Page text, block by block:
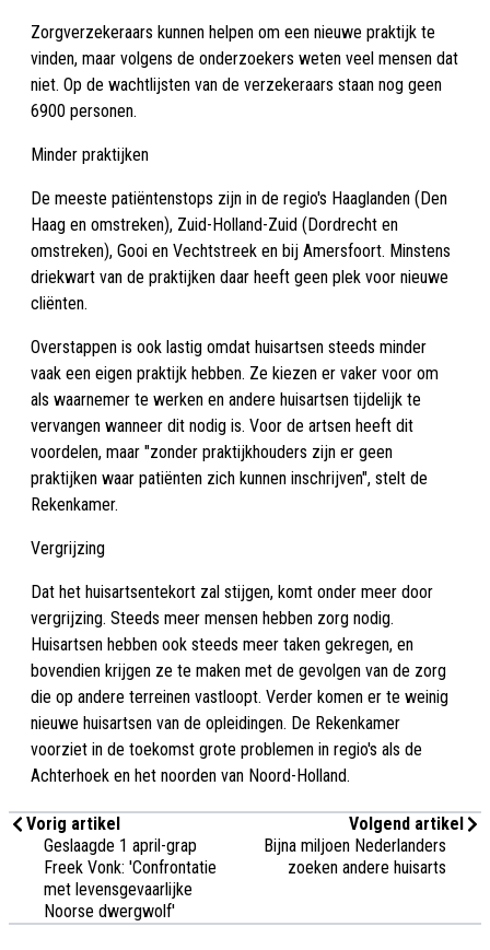
Zorgverzekeraars kunnen helpen om een nieuwe praktijk te
vinden, maar volgens de onderzoekers weten veel mensen dat
niet. Op de wachtlijsten van de verzekeraars staan nog geen
6900 personen.
Minder praktijken
De meeste patiëntenstops zijn in de regio's Haaglanden (Den
Haag en omstreken), Zuid-Holland-Zuid (Dordrecht en
omstreken), Gooi en Vechtstreek en bij Amersfoort. Minstens
driekwart van de praktijken daar heeft geen plek voor nieuwe
cliënten.
Overstappen is ook lastig omdat huisartsen steeds minder
vaak een eigen praktijk hebben. Ze kiezen er vaker voor om
als waarnemer te werken en andere huisartsen tijdelijk te
vervangen wanneer dit nodig is. Voor de artsen heeft dit
voordelen, maar "zonder praktijkhouders zijn er geen
praktijken waar patiënten zich kunnen inschrijven", stelt de
Rekenkamer.
Vergrijzing
Dat het huisartsentekort zal stijgen, komt onder meer door
vergrijzing. Steeds meer mensen hebben zorg nodig.
Huisartsen hebben ook steeds meer taken gekregen, en
bovendien krijgen ze te maken met de gevolgen van de zorg
die op andere terreinen vastloopt. Verder komen er te weinig
nieuwe huisartsen van de opleidingen. De Rekenkamer
voorziet in de toekomst grote problemen in regio's als de
Achterhoek en het noorden van Noord-Holland.
Vorig artikel
Geslaagde 1 april-grap
Freek Vonk: 'Confrontatie
met levensgevaarlijke
Noorse dwergwolf'
Volgend artikel
Bijna miljoen Nederlanders
zoeken andere huisarts